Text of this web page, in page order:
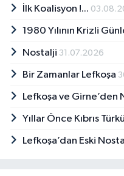
İlk Koalisyon !...
1980 Yılının Krizli
Nostalji 31.07.2026
Bir Zamanlar Lefkoşa
Lefkoşa ve Girne’den
Yıllar Önce Kıbrıs
Lefkoşa’dan Eski